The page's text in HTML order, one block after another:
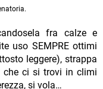
fra calze e
uso SEMPRE ottimi
leggere), strappa
che ci si trovi in climi
si vola…